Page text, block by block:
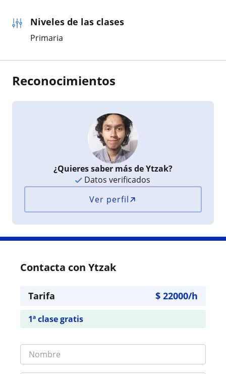
Niveles de las clases
Primaria
Reconocimientos
¿Quieres saber más de Ytzak?
Datos verificados
Ver perfil
Contacta con Ytzak
Tarifa $ 22000/h
1ª clase gratis